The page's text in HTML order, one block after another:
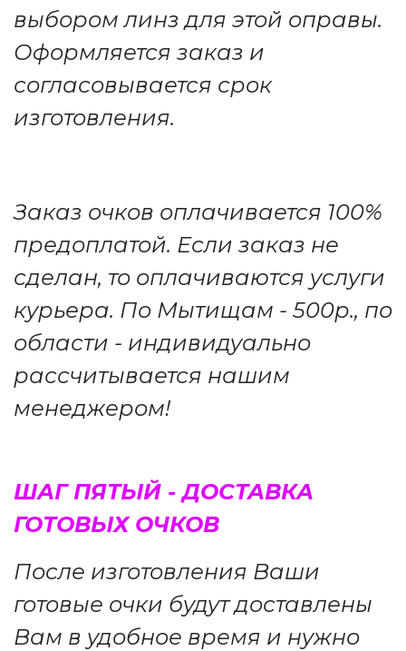
выбором линз для этой оправы.
Оформляется заказ и
согласовывается срок
изготовления.
Заказ очков оплачивается 100%
предоплатой. Если заказ не
сделан, то оплачиваются услуги
курьера. По Мытищам - 500р., по
области - индивидуально
рассчитывается нашим
менеджером!
ШАГ ПЯТЫЙ - ДОСТАВКА
ГОТОВЫХ ОЧКОВ
После изготовления Ваши
готовые очки будут доставлены
Вам в удобное время и нужно